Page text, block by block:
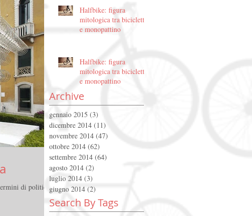
di politiche
Halfbike: figura
mitologica tra bicicletta
e monopattino
Halfbike: figura
mitologica tra bicicletta
e monopattino
Archive
gennaio 2015 (3)
dicembre 2014 (11)
novembre 2014 (47)
ottobre 2014 (62)
settembre 2014 (64)
agosto 2014 (2)
luglio 2014 (3)
giugno 2014 (2)
Search By Tags